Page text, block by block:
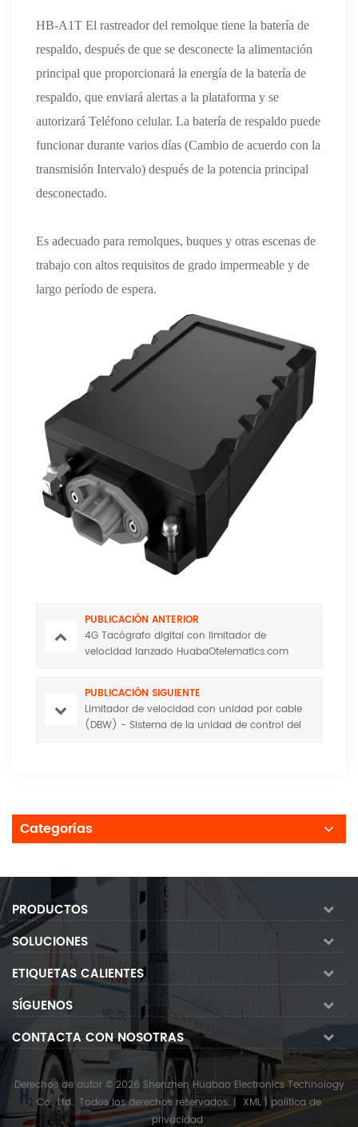
HB-A1T El rastreador del remolque tiene la batería de
respaldo, después de que se desconecte la alimentación
principal que proporcionará la energía de la batería de
respaldo, que enviará alertas a la plataforma y se
autorizará Teléfono celular. La batería de respaldo puede
funcionar durante varios días (Cambio de acuerdo con la
transmisión Intervalo) después de la potencia principal
desconectado.
Es adecuado para remolques, buques y otras escenas de
trabajo con altos requisitos de grado impermeable y de
largo período de espera.
PUBLICACIÓN ANTERIOR
4G Tacógrafo digital con limitador de
velocidad lanzado HuabaOtelematics.com
PUBLICACIÓN SIGUIENTE
Limitador de velocidad con unidad por cable
(DBW) - Sistema de la unidad de control del
Categorías
PRODUCTOS
SOLUCIONES
ETIQUETAS CALIENTES
SÍGUENOS
CONTACTA CON NOSOTRAS
Derechos de autor © 2026 Shenzhen Huabao Electronics Technology
Co., Ltd.. Todos los derechos reservados. | XML | política de
privacidad